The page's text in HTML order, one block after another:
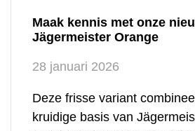
Maak kennis met onze
Jägermeister Orange
28 januari 2026
Deze frisse variant
kruidige basis van